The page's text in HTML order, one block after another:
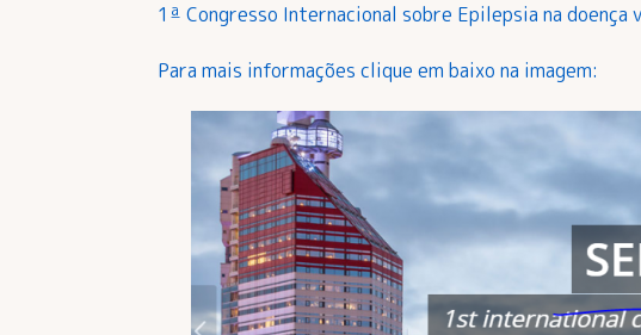
1ª Congresso Internacional sobre Epilepsia na
Para mais informações clique em baixo na imagem: